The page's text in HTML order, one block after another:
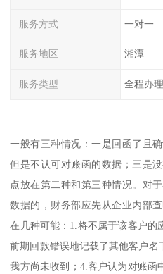
服务方式 一对一
服务地区 湘潭
服务类型 全程办理
一般有三种情况：一是回函了且
但是不认可对账函的数据；三是
点放在第二种和第三种情况。对
数据的，财务部应先从企业内部
在几种可能：1.将不属于该客户的
前期回款错误地记载了其他客户
我方尚未收到；4.客户认为对账函